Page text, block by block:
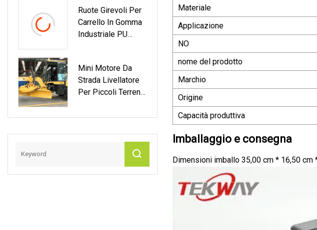
Qualità Per Auto
Cric Promozionale
Da 2 Tonnellate
Ruote Girevoli Per
Carrello In Gomma
Industriale PU
Mini Motore Da
Strada Livellatore
Per Piccoli Terreni
Materiale
Applicazione
NO
nome del prodotto
Marchio
Origine
Capacità produttiva
Imballaggio e consegna
Dimensioni imballo 35,00 cm * 16,50